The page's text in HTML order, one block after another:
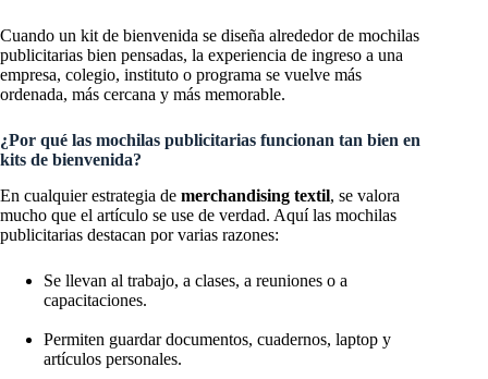
Cuando un kit de bienvenida se diseña alrededor de mochilas
publicitarias bien pensadas, la experiencia de ingreso a una
empresa, colegio, instituto o programa se vuelve más
ordenada, más cercana y más memorable.
¿Por qué las mochilas publicitarias funcionan tan bien en
kits de bienvenida?
En cualquier estrategia de merchandising textil, se valora
mucho que el artículo se use de verdad. Aquí las mochilas
publicitarias destacan por varias razones:
Se llevan al trabajo, a clases, a reuniones o a
capacitaciones.
Permiten guardar documentos, cuadernos, laptop y
artículos personales.